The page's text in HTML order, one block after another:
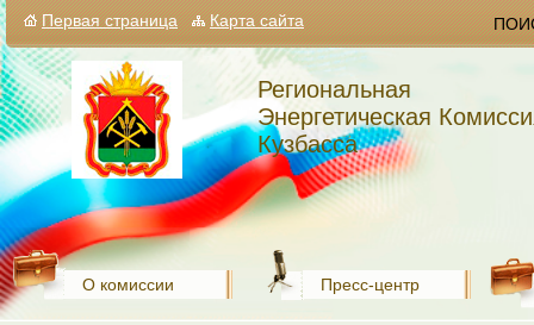
Первая страница Карта сайта
Региональная
Энергетическая
Кузбасса
О комиссии Пресс-центр